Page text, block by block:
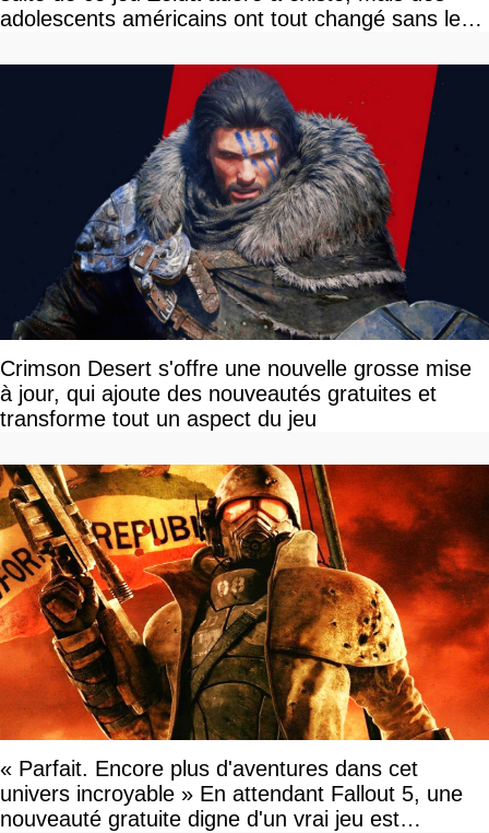
adolescents américains ont tout changé sans le
Crimson Desert s'offre une nouvelle grosse mise
à jour, qui ajoute des nouveautés gratuites et
transforme tout un aspect du jeu
« Parfait. Encore plus d'aventures dans cet
univers incroyable » En attendant Fallout 5, une
nouveauté gratuite digne d'un vrai jeu est